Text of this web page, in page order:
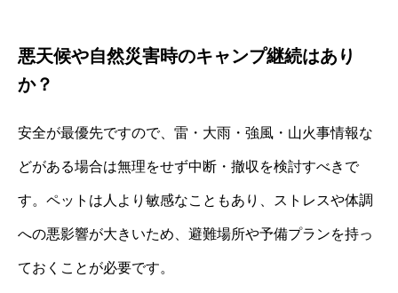
悪天候や自然災害時のキャンプ継続はあり
か？
安全が最優先ですので、雷・大雨・強風・山火事情報な
どがある場合は無理をせず中断・撤収を検討すべきで
す。ペットは人より敏感なこともあり、ストレスや体調
への悪影響が大きいため、避難場所や予備プランを持っ
ておくことが必要です。